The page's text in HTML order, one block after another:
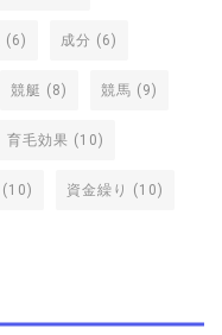
(6) 成分 (6)
競艇 (8) 競馬 (9)
育毛効果 (10)
(10) 資金繰り (10)